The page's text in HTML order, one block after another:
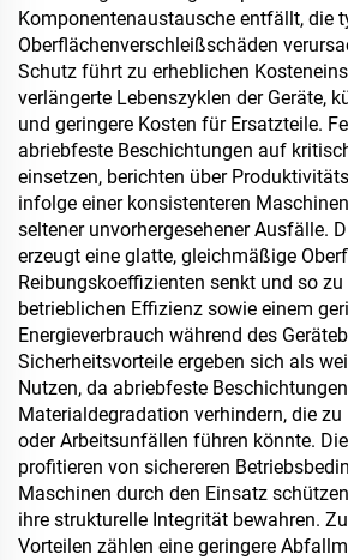
Komponentenaustausche entfällt, die
Oberflächenverschleißschäden
Schutz führt zu erheblichen
verlängerte Lebenszyklen der Geräte,
und geringere Kosten für Ersatzteile.
abriebfeste Beschichtungen auf
einsetzen, berichten über
infolge einer konsistenteren
seltener unvorhergesehener Ausfälle.
erzeugt eine glatte, gleichmäßige
Reibungskoeffizienten senkt und so zu
betrieblichen Effizienz sowie einem
Energieverbrauch während des
Sicherheitsvorteile ergeben sich als
Nutzen, da abriebfeste
Materialdegradation verhindern, die
oder Arbeitsunfällen führen könnte.
profitieren von sichereren
Maschinen durch den Einsatz
ihre strukturelle Integrität bewahren.
Vorteilen zählen eine geringere